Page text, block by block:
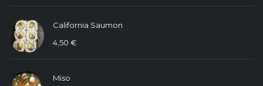
California Saumon
4,50 €
Miso